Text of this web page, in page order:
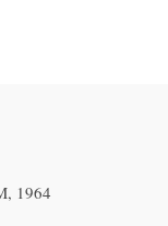
1964